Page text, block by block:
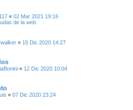
« 02 Mar 2021 19:16
de la web
« 15 Dic 2020 14:27
« 12 Dic 2020 10:04
« 07 Dic 2020 23:24